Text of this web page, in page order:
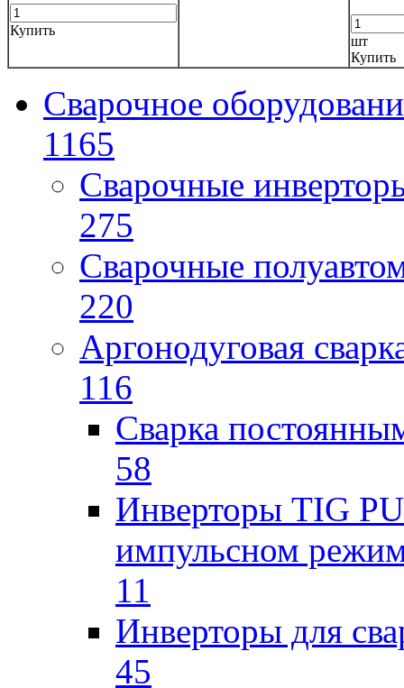
Купить
шт
Купить
Сварочное
1165
Сварочные
275
Сварочные
220
Аргонодуговая
116
Сварка
58
Инверторы TIG
импульсном
11
Инверторы для
45